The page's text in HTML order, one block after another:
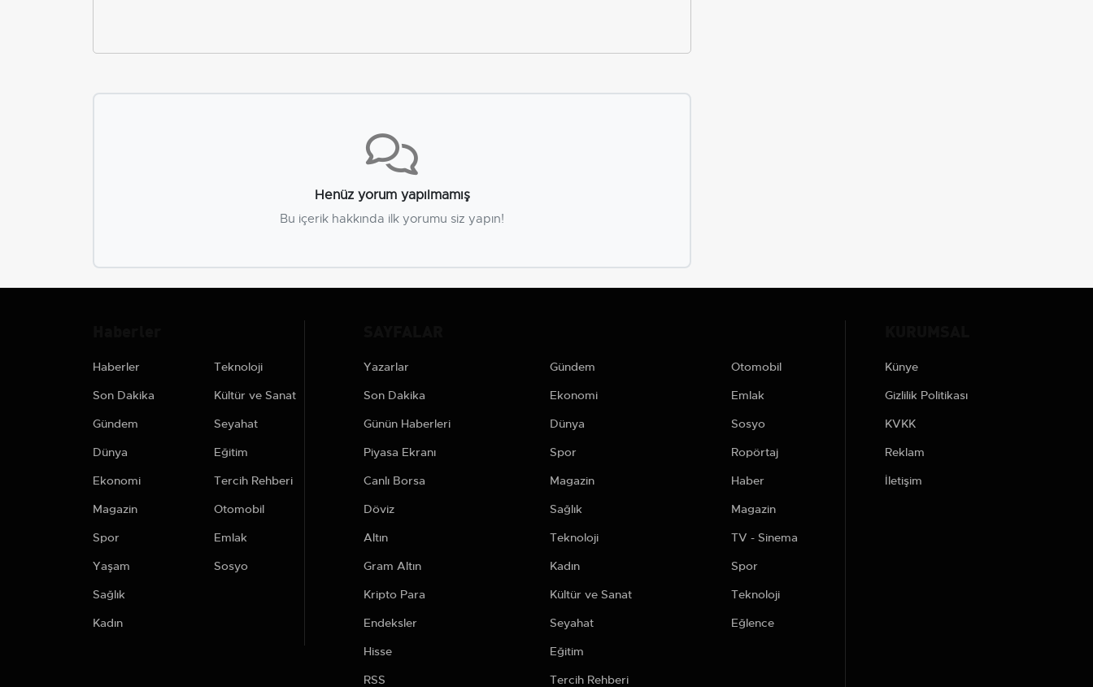
Henüz yorum yapılmamış
Bu içerik hakkında ilk yorumu siz yapın!
Haberler
Son Dakika
Gündem
Dünya
Ekonomi
Magazin
Spor
Yaşam
Sağlık
Kadın
Teknoloji
Kültür ve Sanat
Seyahat
Eğitim
Tercih Rehberi
Otomobil
Emlak
Sosyo
Yazarlar
Son Dakika
Günün Haberleri
Piyasa Ekranı
Canlı Borsa
Döviz
Altın
Gram Altın
Kripto Para
Endeksler
Hisse
RSS
Gündem
Ekonomi
Dünya
Spor
Magazin
Sağlık
Teknoloji
Kadın
Kültür ve Sanat
Seyahat
Eğitim
Tercih Rehberi
Otomobil
Emlak
Sosyo
Ropörtaj
Haber
Magazin
TV - Sinema
Spor
Teknoloji
Eğlence
Künye
Gizlilik Politikası
KVKK
Reklam
İletişim